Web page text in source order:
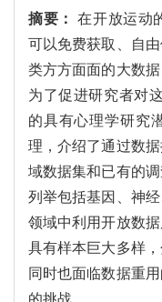
摘要：在开放运动
可以免费获取、自
类方方面面的大数
为了促进研究者对
的具有心理学研究
理，介绍了通过数
域数据集和已有的
列举包括基因、神
领域中利用开放数
具有样本巨大多样
同时也面临数据重
的挑战。